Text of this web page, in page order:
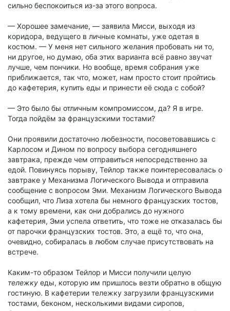
сильно беспокоиться из-за этого вопроса.
— Хорошее замечание, — заявила Мисси, выходя из
коридора, ведущего в личные комнаты, уже одетая в
костюм. — У меня нет сильного желания пробовать ни то,
ни другое, но думаю, оба этих варианта всё равно звучат
лучше, чем пончики. Но вообще, время собрания уже
приближается, так что, может, нам просто стоит пройтись
до кафетерия, купить еды и принести её сюда с собой?
— Это было бы отличным компромиссом, да? Я в игре.
Тогда пойдём за французскими тостами?
Они проявили достаточно любезности, посоветовавшись с
Карлосом и Дином по вопросу выбора сегодняшнего
завтрака, прежде чем отправиться непосредственно за
едой. Повинуясь порыву, Тейлор также поинтересовалась о
завтраке у Механизма Логического Вывода и отправила
сообщение с вопросом Эми. Механизм Логического Вывода
сообщил, что Лиза хотела бы немного французских тостов,
а к тому времени, как они добрались до нужного
кафетерия, Эми успела ответить, что тоже не отказалась бы
от парочки французских тостов. Это, а ещё то, что она,
очевидно, собиралась в любом случае присутствовать на
встрече.
Каким-то образом Тейлор и Мисси получили целую
тележку еды, которую им пришлось везти обратно в общую
гостиную. В кафетерии тележку загрузили французскими
тостами, беконом, несколькими видами сиропов,